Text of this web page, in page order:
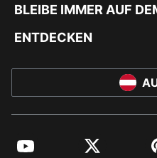
BLEIBE IMMER AUF
ENTDECKEN
YouTube Twitter